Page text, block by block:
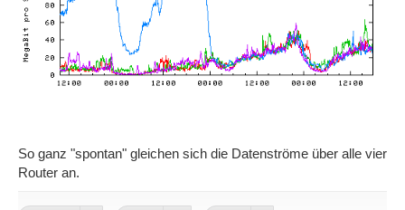
So ganz "spontan" gleichen sich die Datenströme über alle vier
Router an.